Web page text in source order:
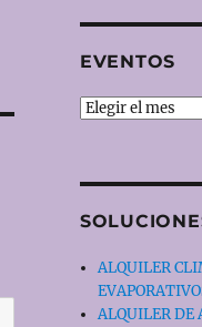
EVENTOS
EVENTOS
ALQUILER
ALQUILER DE